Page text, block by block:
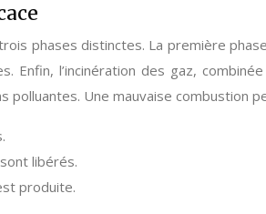
phases distinctes. La première
Enfin, l’incinération des gaz,
polluantes. Une mauvaise combustion
libérés.
produite.